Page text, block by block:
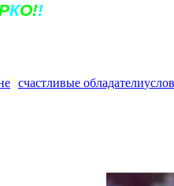
КО!!
счастливые обладатели